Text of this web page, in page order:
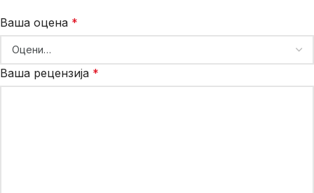
Ваша оцена *
Ваша рецензија *